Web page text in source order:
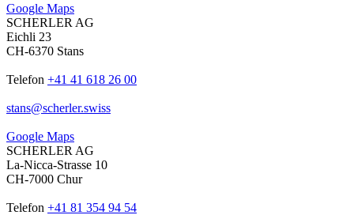
Google Maps
SCHERLER AG
Eichli 23
CH-6370 Stans
Telefon +41 41 618 26 00
stans@scherler.swiss
Google Maps
SCHERLER AG
La-Nicca-Strasse 10
CH-7000 Chur
Telefon +41 81 354 94 54